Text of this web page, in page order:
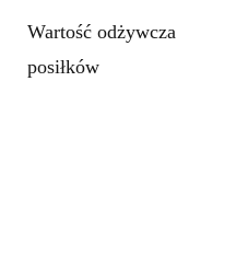
Wartość odżywcza
posiłków